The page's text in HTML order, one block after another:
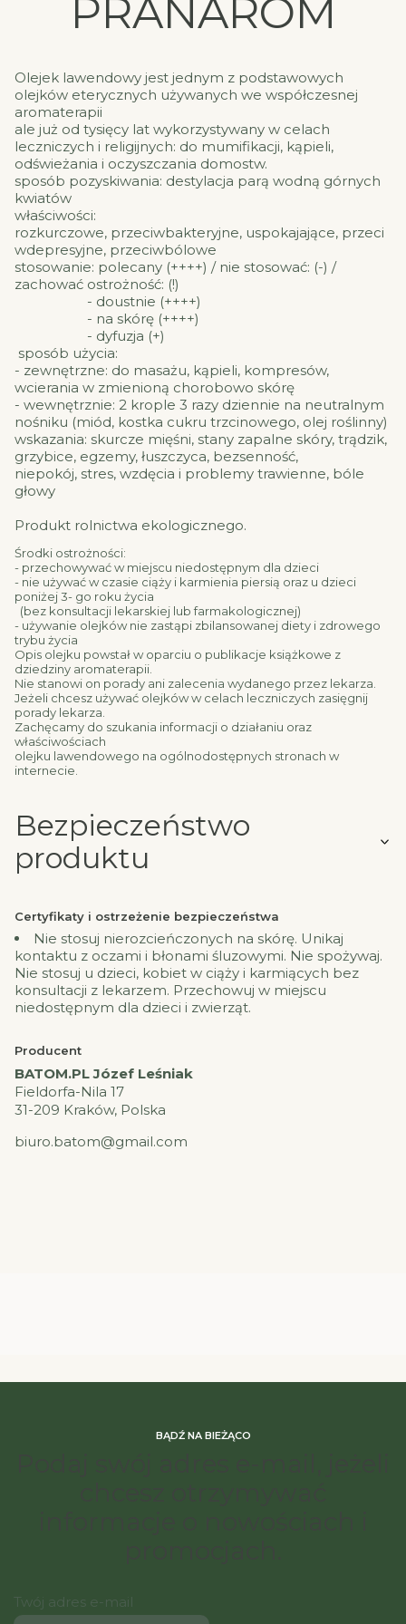
PRANARÔM
Olejek lawendowy jest jednym z podstawowych
olejków eterycznych używanych we współczesnej
aromaterapii
ale już od tysięcy lat wykorzystywany w celach
leczniczych i religijnych: do mumifikacji, kąpieli,
odświeżania i oczyszczania domostw.
sposób pozyskiwania: destylacja parą wodną górnych
kwiatów
właściwości:
rozkurczowe, przeciwbakteryjne, uspokajające, przeci
wdepresyjne, przeciwbólowe
stosowanie: polecany (++++) / nie stosować: (-) /
zachować ostrożność: (!)
- doustnie (++++)
- na skórę (++++)
- dyfuzja (+)
sposób użycia:
- zewnętrzne: do masażu, kąpieli, kompresów,
wcierania w zmienioną chorobowo skórę
- wewnętrznie: 2 krople 3 razy dziennie na neutralnym
nośniku (miód, kostka cukru trzcinowego, olej roślinny)
wskazania: skurcze mięśni, stany zapalne skóry, trądzik,
grzybice, egzemy, łuszczyca, bezsenność,
niepokój, stres, wzdęcia i problemy trawienne, bóle
głowy
Produkt rolnictwa ekologicznego.
Środki ostrożności:
- przechowywać w miejscu niedostępnym dla dzieci
- nie używać w czasie ciąży i karmienia piersią oraz u dzieci
poniżej 3- go roku życia
(bez konsultacji lekarskiej lub farmakologicznej)
- używanie olejków nie zastąpi zbilansowanej diety i zdrowego
trybu życia
Opis olejku powstał w oparciu o publikacje książkowe z
dziedziny aromaterapii.
Nie stanowi on porady ani zalecenia wydanego przez lekarza.
Jeżeli chcesz używać olejków w celach leczniczych zasięgnij
porady lekarza.
Zachęcamy do szukania informacji o działaniu oraz
właściwościach
olejku lawendowego na ogólnodostępnych stronach w
internecie.
Bezpieczeństwo
produktu
Certyfikaty i ostrzeżenie bezpieczeństwa
Nie stosuj nierozcieńczonych na skórę. Unikaj
kontaktu z oczami i błonami śluzowymi. Nie spożywaj.
Nie stosuj u dzieci, kobiet w ciąży i karmiących bez
konsultacji z lekarzem. Przechowuj w miejscu
niedostępnym dla dzieci i zwierząt.
Producent
BATOM.PL Józef Leśniak
Fieldorfa-Nila 17
31-209 Kraków, Polska
biuro.batom@gmail.com
BĄDŹ NA BIEŻĄCO
Twój adres e-mail